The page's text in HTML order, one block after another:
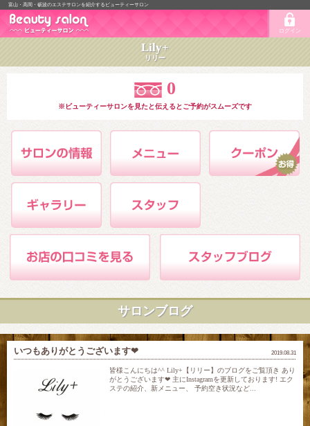
富山・高岡・砺波のエステサロンを紹介するビューティーサロン
ログイン
Lily+
リリー
0
※ビューティーサロンを見たと伝えるとご予約がスムーズです
サロンブログ
2019.08.31
いつもありがとうございます‪‪❤︎‬
皆様こんにちは‪‪^^ Lily+【リリー】のブログをご覧頂き あり
がとうございます‪‪❤︎‬ 主にInstagramを更新しております! エク
ステの紹介、新メニュー、 予約空き状況など...